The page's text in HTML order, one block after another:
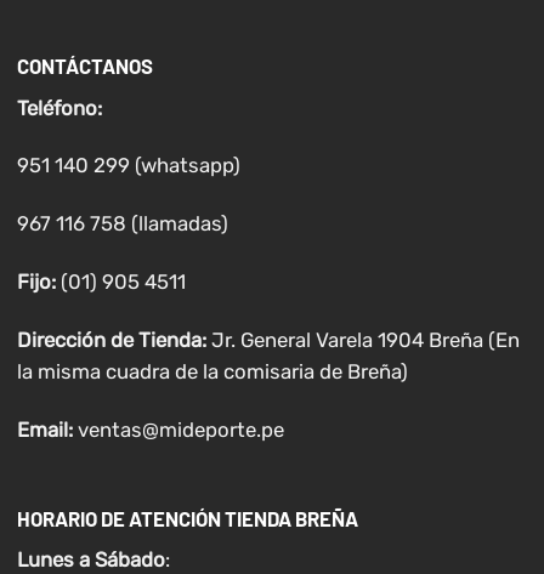
CONTÁCTANOS
Teléfono:
951 140 299 (whatsapp)
967 116 758 (llamadas)
Fijo:(01) 905 4511
Dirección de Tienda: Jr. General Varela 1904 Breña (En
la misma cuadra de la comisaria de Breña)
Email: ventas@mideporte.pe
HORARIO DE ATENCIÓN TIENDA BREÑA
Lunes a Sábado: